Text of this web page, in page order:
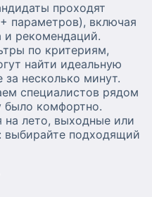
проходят
параметров), включая
и рекомендаций.
по критериям,
найти идеальную
несколько минут.
специалистов рядом
было комфортно.
на лето, выходные или
выбирайте подходящий